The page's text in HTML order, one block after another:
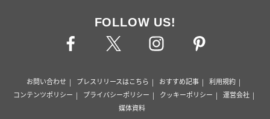
FOLLOW US!
お問い合わせ プレスリリースはこちら おすすめ記事
利用規約
コンテンツポリシー
プライバシーポリシー クッキーポリシー
運営会社
媒体資料